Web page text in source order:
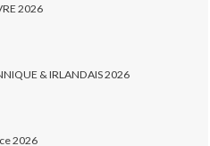
2026
& IRLANDAIS 2026
2026